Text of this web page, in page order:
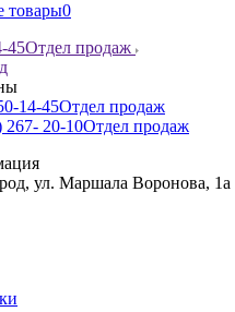
товары0
45Отдел продаж
14-45Отдел продаж
267- 20-10Отдел продаж
ул. Маршала Воронова, 1а